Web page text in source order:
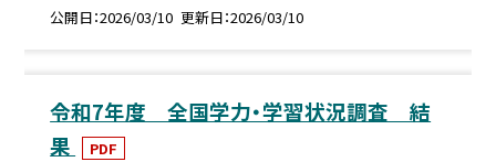
公開日 2026/03/10 更新日 2026/03/10
令和7年度 全国学力・学習状況調査 結
果
PDF